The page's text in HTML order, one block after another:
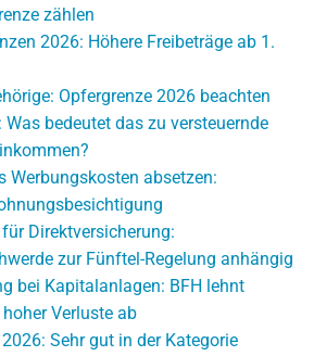
zählen
2026: Höhere Freibeträge ab 1.
Opfergrenze 2026 beachten
Was bedeutet das zu versteuernde
Werbungskosten absetzen:
Direktversicherung:
zur Fünftel-Regelung anhängig
bei Kapitalanlagen: BFH lehnt
Verluste ab
Sehr gut in der Kategorie